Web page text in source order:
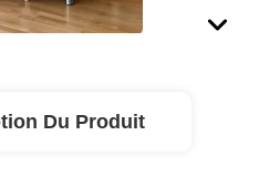
Du Produit